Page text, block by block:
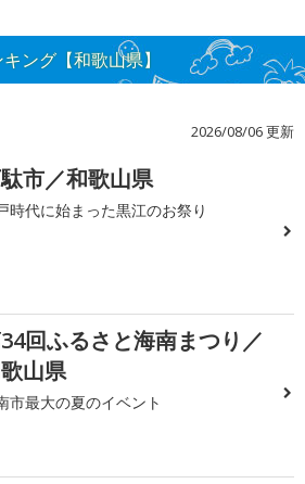
ング【和歌山県】
2026/08/06 更新
市／和歌山県
時代に始まった黒江のお祭り
回ふるさと海南まつり／
山県
市最大の夏のイベント